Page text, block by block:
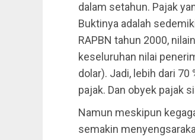
dalam setahun. Pajak
Buktinya adalah
RAPBN tahun 2000,
keseluruhan nilai
dolar). Jadi, lebih dari 70
pajak. Dan obyek pajak
Namun meskipun
semakin